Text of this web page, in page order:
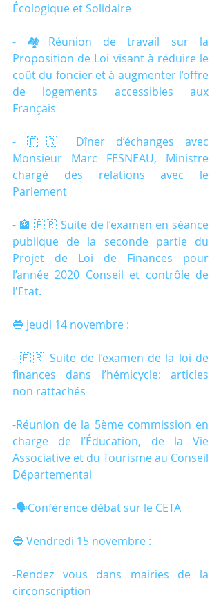
Écologique et Solidaire
- 🏘️Réunion de travail sur la
Proposition de Loi visant à réduire le
coût du foncier et à augmenter l’offre
de logements accessibles aux
Français
- 🇫🇷 Dîner d’échanges avec
Monsieur Marc FESNEAU, Ministre
chargé des relations avec le
Parlement
- 🏦 🇫🇷 Suite de l’examen en séance
publique de la seconde partie du
Projet de Loi de Finances pour
l’année 2020 Conseil et contrôle de
l'Etat.
🔵 Jeudi 14 novembre :
- 🇫🇷 Suite de l’examen de la loi de
finances dans l’hémicycle: articles
non rattachés
-Réunion de la 5ème commission en
charge de l’Éducation, de la Vie
Associative et du Tourisme au Conseil
Départemental
-🗣️Conférence débat sur le CETA
🔵 Vendredi 15 novembre :
-Rendez vous dans mairies de la
circonscription